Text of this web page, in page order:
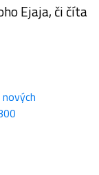
Ejaja, či číta